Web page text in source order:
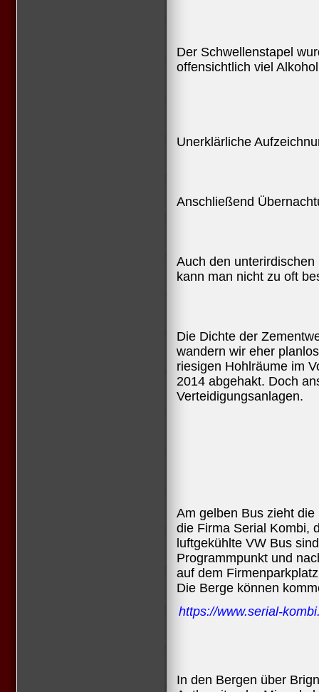
Der Schwellenstapel
offensichtlich viel
Unerklärliche
Anschließend
Auch den
kann man nicht zu oft
Die Dichte der
wandern wir eher
riesigen Hohlräume im
2014 abgehakt. Doch
Verteidigungsanlagen.
Am gelben Bus zieht
die Firma Serial Kombi,
luftgekühlte VW Bus
Programmpunkt und
auf dem
Die Berge können
https://www.serial-
In den Bergen über